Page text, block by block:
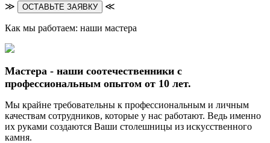
≫ ОСТАВЬТЕ ЗАЯВКУ ≪
Как мы работаем: наши мастера
Мастера - наши соотечественники с
профессиональным опытом от 10 лет.
Мы крайне требовательны к профессиональным и личным
качествам сотрудников, которые у нас работают. Ведь именно
их руками создаются Ваши столешницы из искусственного
камня.